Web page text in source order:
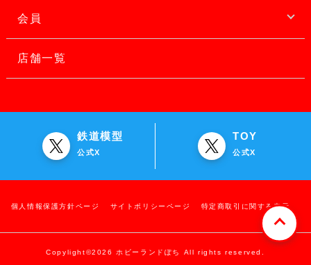
会員
店舗一覧
鉄道模型
公式X
TOY
公式X
個人情報保護方針ページ サイトポリシーページ 特定商取引に関する表示
Copylight©2026 ホビーランドぽち All rights reserved.